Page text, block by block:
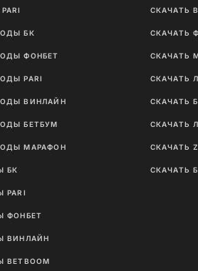
БК
ФОНБЕТ
PARI
ВИНЛАЙН
БЕТБУМ
МАРАФОН
БК
PARI
ФОНБЕТ
ВИНЛАЙН
СКАЧАТЬ
СКАЧАТЬ
СКАЧАТЬ
СКАЧАТЬ
СКАЧАТЬ
СКАЧАТЬ
СКАЧАТЬ
СКАЧАТЬ